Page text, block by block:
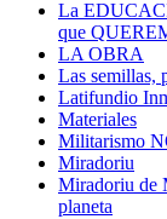
La
que
LA OBRA
Las semillas,
Latifundio
Materiales
Militarismo
Miradoriu
Miradoriu de
planeta